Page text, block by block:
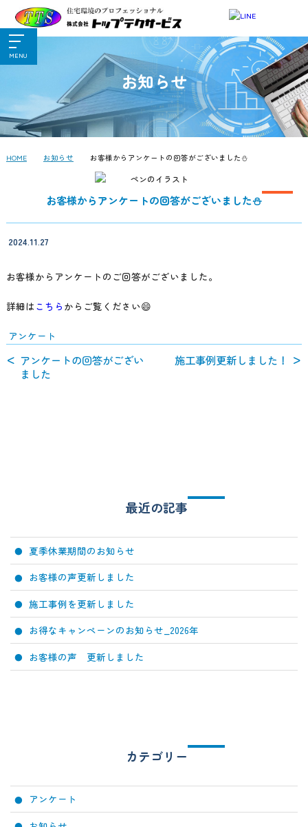
MENU
お知らせ
HOME お知らせ お客様からアンケートの回答がございました⛄
お客様からアンケートの回答がございました⛄
2024.11.27
お客様からアンケートのご回答がございました。
詳細は こちら からご覧ください😄
アンケート
アンケートの回答がござい
ました
施工事例更新しました！
最近の記事
夏季休業期間のお知らせ
お客様の声更新しました
施工事例を更新しました
お得なキャンペーンのお知らせ_2026年
お客様の声 更新しました
カテゴリー
アンケート